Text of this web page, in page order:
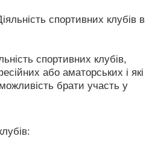
спортивних клубів в
спортивних клубів,
або аматорських і які
брати участь у